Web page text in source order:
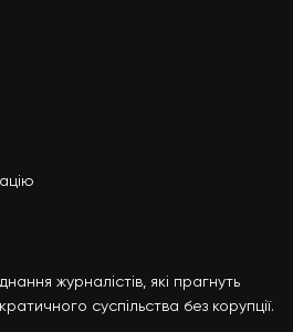
журналістів, які прагнуть
суспільства без корупції.